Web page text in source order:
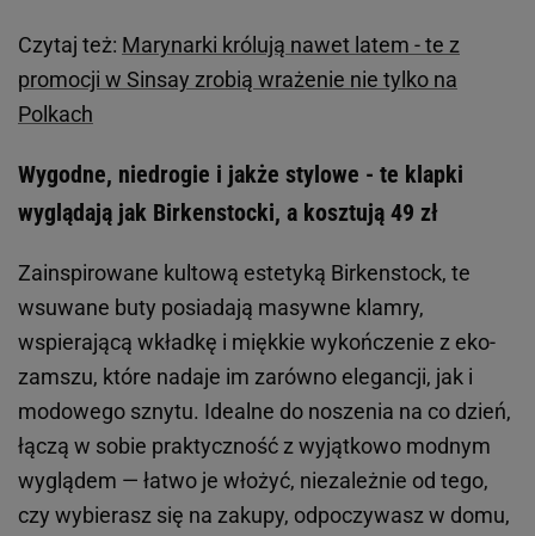
Czytaj też: Marynarki królują nawet latem - te z
promocji w Sinsay zrobią wrażenie nie tylko na
Polkach
Wygodne, niedrogie i jakże stylowe - te klapki
wyglądają jak Birkenstocki, a kosztują 49 zł
Zainspirowane kultową estetyką Birkenstock, te
wsuwane buty posiadają masywne klamry,
wspierającą wkładkę i miękkie wykończenie z eko-
zamszu, które nadaje im zarówno elegancji, jak i
modowego sznytu. Idealne do noszenia na co dzień,
łączą w sobie praktyczność z wyjątkowo modnym
wyglądem — łatwo je włożyć, niezależnie od tego,
czy wybierasz się na zakupy, odpoczywasz w domu,